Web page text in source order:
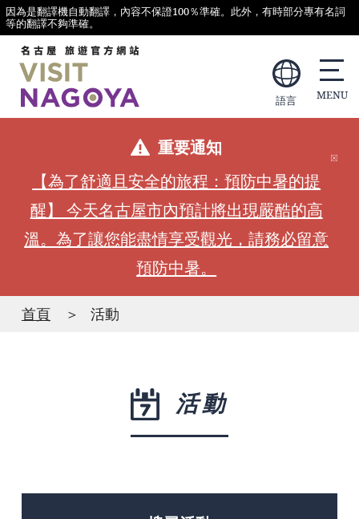
因為是翻譯機自動翻譯，內容不保證100％準確。此外，有時部分專有名詞
等的翻譯不夠準確。
語言
重要通知
【為了舒適且安全的旅程：預防中暑的提
醒】 今天名古屋市內預計將出現嚴酷的高
溫。為了讓您能盡情享受觀光，請務必留意
預防中暑。
首頁 活動
活動